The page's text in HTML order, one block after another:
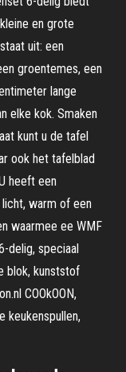
en grote
uit: een
groentemes, een
lange
elke kok. Smaken
kunt u de tafel
ook het tafelblad
heeft een
warm of een
waarmee ee WMF
delig, speciaal
blok, kunststof
COOkOON,
keukenspullen,